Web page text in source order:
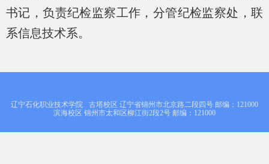
书记，负责纪检监察工作，分管纪检监察处，联
系信息技术系。
辽宁石化职业技术学院
古塔校区 辽宁省锦州市北京路二段四号 邮编：121000
滨海校区 锦州市太和区柳江街2段2号 邮编：121000